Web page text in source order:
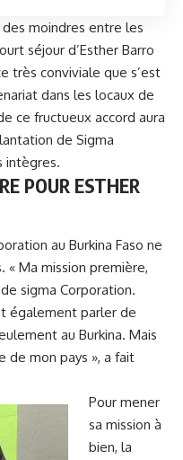
moindres entre les
séjour d’Esther Barro
très conviviale que s’est
dans les locaux de
ce fructueux accord aura
de Sigma
intègres.
POUR ESTHER
au Burkina Faso ne
Ma mission première,
sigma Corporation.
également parler de
au Burkina. Mais
de mon pays », a fait
Pour mener
sa mission à
bien, la